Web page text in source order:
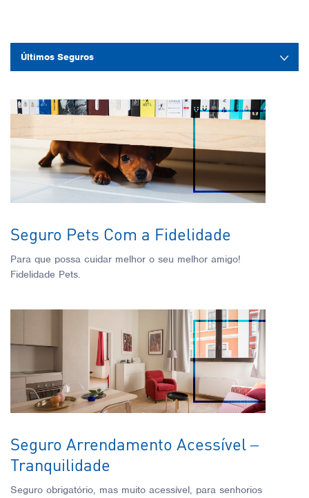
Últimos Seguros
Seguro Pets Com a Fidelidade
Para que possa cuidar melhor o seu melhor amigo!
Fidelidade Pets.
Seguro Arrendamento Acessível –
Tranquilidade
Seguro obrigatório, mas muito acessível, para senhorios